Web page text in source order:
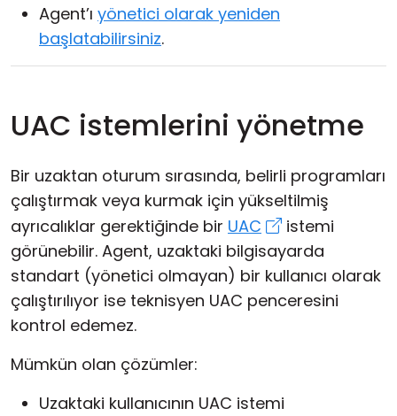
Agent’ı yönetici olarak yeniden
başlatabilirsiniz.
UAC istemlerini yönetme
Bir uzaktan oturum sırasında, belirli programları
çalıştırmak veya kurmak için yükseltilmiş
ayrıcalıklar gerektiğinde bir UAC
istemi
görünebilir. Agent, uzaktaki bilgisayarda
standart (yönetici olmayan) bir kullanıcı olarak
çalıştırılıyor ise teknisyen UAC penceresini
kontrol edemez.
Mümkün olan çözümler:
Uzaktaki kullanıcının UAC istemi